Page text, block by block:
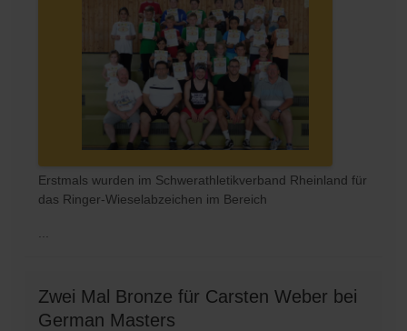
Erstmals wurden im Schwerathletikverband Rheinland für
das Ringer-Wieselabzeichen im Bereich
Zwei Mal Bronze für Carsten Weber bei
German Masters